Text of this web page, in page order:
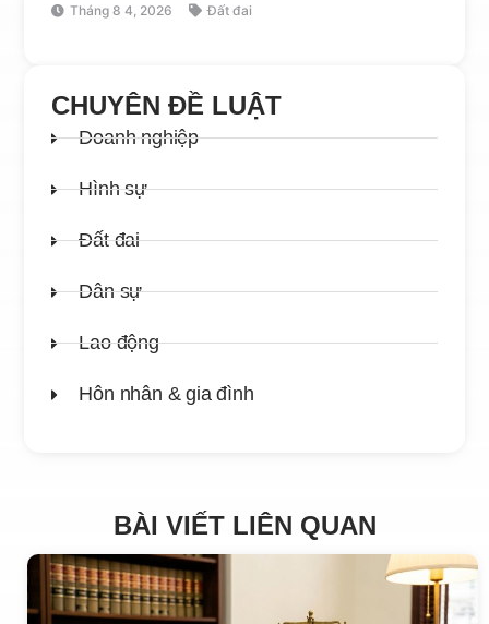
Tháng 8 4, 2026 Đất đai
CHUYÊN ĐỀ LUẬT
Doanh nghiệp
Hình sự
Đất đai
Dân sự
Lao động
Hôn nhân & gia đình
BÀI VIẾT LIÊN QUAN